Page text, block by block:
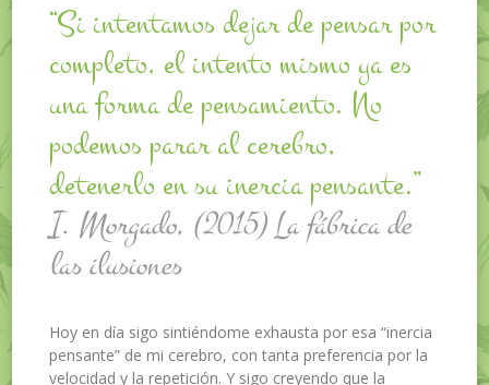
“Si intentamos dejar de pensar por
completo, el intento mismo ya es
una forma de pensamiento. No
podemos parar al cerebro,
detenerlo en su inercia pensante.”
I. Morgado, (2015) La fábrica de
las ilusiones
Hoy en día sigo sintiéndome exhausta por esa “inercia
pensante” de mi cerebro, con tanta preferencia por la
velocidad y la repetición. Y sigo creyendo que la